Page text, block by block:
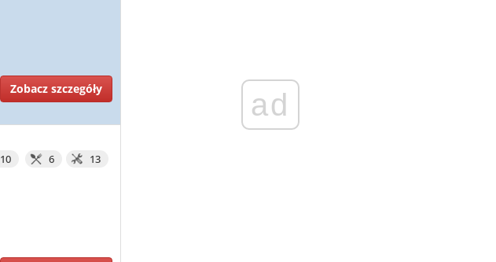
Zobacz szczegóły
10 6 13
ad